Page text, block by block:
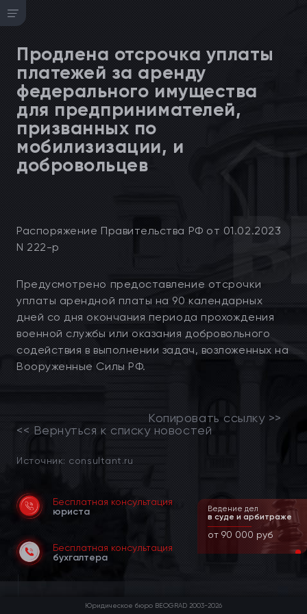
Продлена отсрочка уплаты
платежей за аренду
федерального имущества
для предпринимателей,
призванных по
мобилизизации, и
добровольцев
Распоряжение Правительства РФ от 01.02.2023
N 222-р
Предусмотрено предоставление отсрочки
уплаты арендной платы на 90 календарных
дней со дня окончания периода прохождения
военной службы или оказания добровольного
содействия в выполнении задач, возложенных на
Вооруженные Силы РФ.
Копировать ссылку >>
<< Вернуться к списку новостей
Источник: consultant.ru
Бесплатная консультация
юриста
Бесплатная консультация
бухгалтера
Ведение дел
в суде и арбитраже
от 90 000 руб
Юридическое бюро BEOGRAD 2003-2026